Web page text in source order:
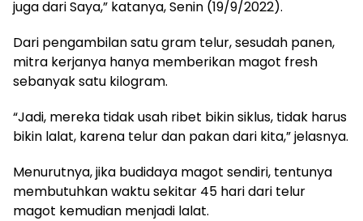
juga dari Saya,” katanya, Senin (19/9/2022).
Dari pengambilan satu gram telur, sesudah panen,
mitra kerjanya hanya memberikan magot fresh
sebanyak satu kilogram.
“Jadi, mereka tidak usah ribet bikin siklus, tidak harus
bikin lalat, karena telur dan pakan dari kita,” jelasnya.
Menurutnya, jika budidaya magot sendiri, tentunya
membutuhkan waktu sekitar 45 hari dari telur
magot kemudian menjadi lalat.